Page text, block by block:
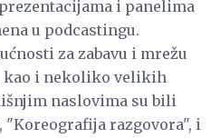
i panelima
u podcastingu.
za zabavu i mrežu
kao i nekoliko velikih
naslovima su bili
razgovora", i